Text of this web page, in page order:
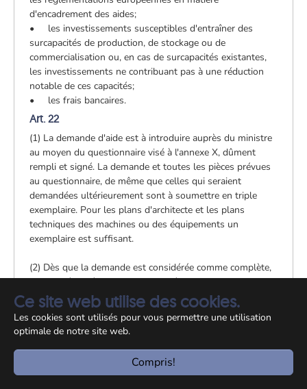
Ce site web utilise des cookies.
Les cookies sont utilisés pour vous permettre une utilisation
optimale de notre site web.
Compris!
d'encadrement des aides;
• les investissements susceptibles d'entraîner des
surcapacités de production, de stockage ou de
commercialisation ou, en cas de surcapacités existantes,
les investissements ne contribuant pas à une réduction
notable de ces capacités;
• les frais bancaires.
Art. 22
(1) La demande d'aide est à introduire auprès du ministre
au moyen du questionnaire visé à l'annexe X, dûment
rempli et signé. La demande et toutes les pièces prévues
au questionnaire, de même que celles qui seraient
demandées ultérieurement sont à soumettre en triple
exemplaire. Pour les plans d'architecte et les plans
techniques des machines ou des équipements un
exemplaire est suffisant.
(2) Dès que la demande est considérée comme complète,
un accusé de réception est adressé au demandeur. Il
détermine la date à laquelle le demandeur d'aide est
autorisé à commencer la réalisation du projet
d'investissement.
la demande d’aide ne sont pas éligibles, à l’exception des
honoraires d’architecte, des frais d’études et des frais